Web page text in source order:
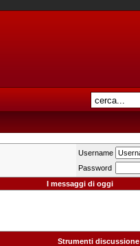
Username
Password
I messaggi di oggi
Strumenti discussione